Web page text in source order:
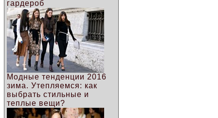
гардероб
Модные тенденции 2016
зима. Утепляемся: как
выбрать стильные и
теплые вещи?